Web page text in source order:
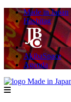
Made in Japan
Hashitag
AkibaSpace
Agenda
menu